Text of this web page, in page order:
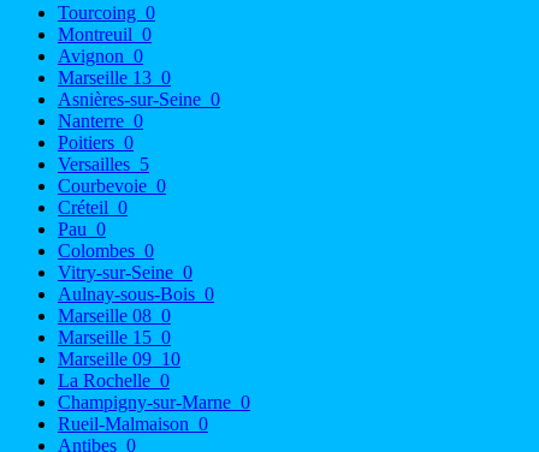
Tourcoing 0
Montreuil 0
Avignon 0
Marseille 13 0
Asnières-sur-Seine 0
Nanterre 0
Poitiers 0
Versailles 5
Courbevoie 0
Créteil 0
Pau 0
Colombes 0
Vitry-sur-Seine 0
Aulnay-sous-Bois 0
Marseille 08 0
Marseille 15 0
Marseille 09 10
La Rochelle 0
Champigny-sur-Marne 0
Rueil-Malmaison 0
Antibes 0